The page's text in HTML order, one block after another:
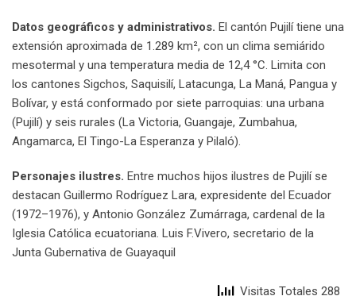
Datos geográficos y administrativos. El cantón Pujilí tiene una
extensión aproximada de 1.289 km², con un clima semiárido
mesotermal y una temperatura media de 12,4 °C. Limita con
los cantones Sigchos, Saquisilí, Latacunga, La Maná, Pangua y
Bolívar, y está conformado por siete parroquias: una urbana
(Pujilí) y seis rurales (La Victoria, Guangaje, Zumbahua,
Angamarca, El Tingo-La Esperanza y Pilaló).
Personajes ilustres. Entre muchos hijos ilustres de Pujilí se
destacan Guillermo Rodríguez Lara, expresidente del Ecuador
(1972–1976), y Antonio González Zumárraga, cardenal de la
Iglesia Católica ecuatoriana. Luis F.Vivero, secretario de la
Junta Gubernativa de Guayaquil
Visitas Totales 288